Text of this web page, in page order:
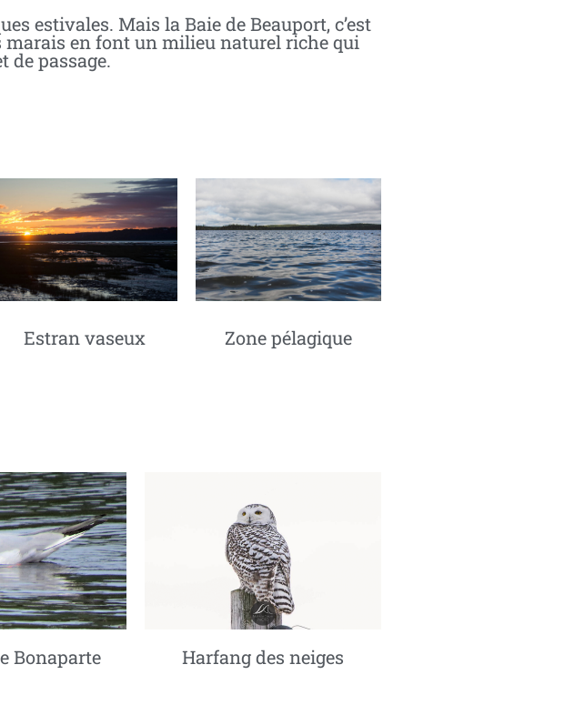
estivales. Mais la Baie de Beauport, c’est
marais en font un milieu naturel riche qui
de passage.
Estran vaseux Zone pélagique
Bonaparte Harfang des neiges